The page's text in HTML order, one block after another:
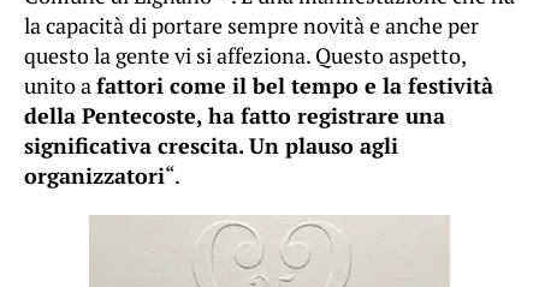
la capacità di portare sempre novità e anche per
questo la gente vi si affeziona. Questo aspetto,
unito afattori come il bel tempo e la festività
della Pentecoste, ha fatto registrare una
significativa crescita. Un plauso agli
organizzatori“.